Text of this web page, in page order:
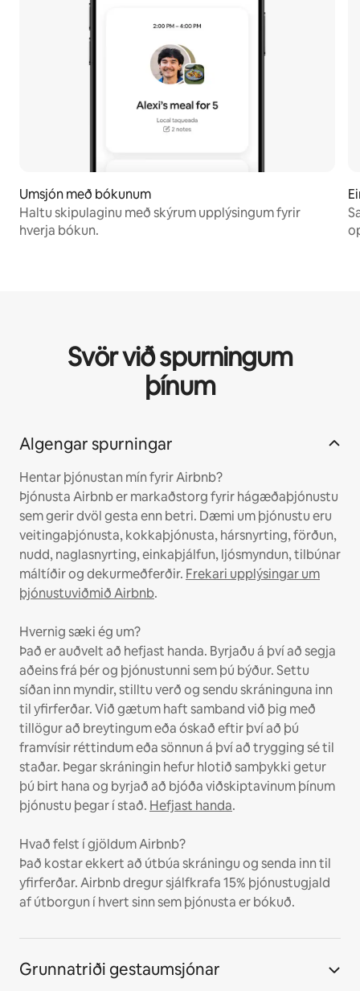
Umsjón með bókunum
Haltu skipulaginu með skýrum upplýsingum fyrir
hverja bókun.
Svör við spurningum
þínum
Algengar spurningar
Hentar þjónustan mín fyrir Airbnb?
Þjónusta Airbnb er markaðstorg fyrir hágæðaþjónustu
sem gerir dvöl gesta enn betri. Dæmi um þjónustu eru
veitingaþjónusta, kokkaþjónusta, hársnyrting, förðun,
nudd, naglasnyrting, einkaþjálfun, ljósmyndun, tilbúnar
máltíðir og dekurmeðferðir. Frekari upplýsingar um
þjónustuviðmið Airbnb.
Hvernig sæki ég um?
Það er auðvelt að hefjast handa. Byrjaðu á því að segja
aðeins frá þér og þjónustunni sem þú býður. Settu
síðan inn myndir, stilltu verð og sendu skráninguna inn
til yfirferðar. Við gætum haft samband við þig með
tillögur að breytingum eða óskað eftir því að þú
framvísir réttindum eða sönnun á því að trygging sé til
staðar. Þegar skráningin hefur hlotið samþykki getur
þú birt hana og byrjað að bjóða viðskiptavinum þínum
þjónustu þegar í stað. Hefjast handa.
Hvað felst í gjöldum Airbnb?
Það kostar ekkert að útbúa skráningu og senda inn til
yfirferðar. Airbnb dregur sjálfkrafa 15% þjónustugjald
af útborgun í hvert sinn sem þjónusta er bókuð.
Grunnatriði gestaumsjónar